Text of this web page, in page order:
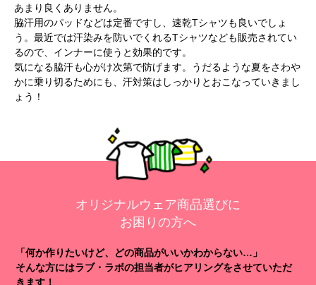
あまり良くありません。
脇汗用のパッドなどは定番ですし、速乾Tシャツも良いでしょ
う。最近では汗染みを防いでくれるTシャツなども販売されてい
るので、インナーに使うと効果的です。
気になる脇汗も心がけ次第で防げます。うだるような夏をさわや
かに乗り切るためにも、汗対策はしっかりとおこなっていきまし
ょう！
オリジナルウェア商品選びに
お困りの方へ
「何か作りたいけど、どの商品がいいかわからない…」
そんな方にはラブ・ラボの担当者がヒアリングをさせていただ
きます！